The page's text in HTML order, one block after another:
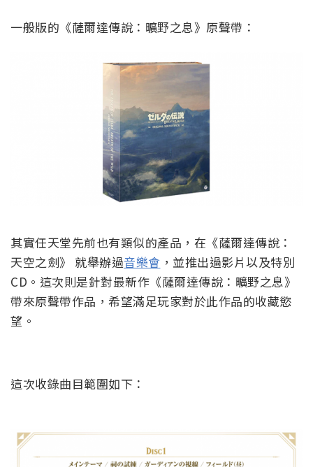
一般版的《薩爾達傳說：曠野之息》原聲帶：
其實任天堂先前也有類似的產品，在《薩爾達傳說：
天空之劍》 就舉辦過音樂會 ，並推出過影片以及特別
CD。這次則是針對最新作《薩爾達傳說：曠野之息》
帶來原聲帶作品，希望滿足玩家對於此作品的收藏慾
望。
這次收錄曲目範圍如下：